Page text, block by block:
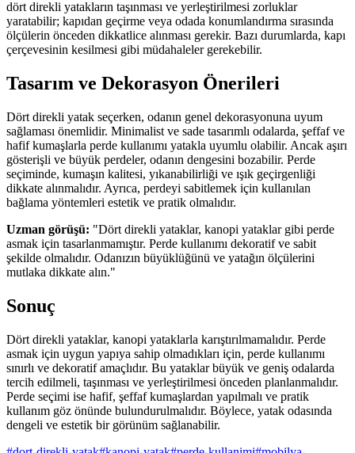
dört direkli yatakların taşınması ve yerleştirilmesi zorluklar
yaratabilir; kapıdan geçirme veya odada konumlandırma sırasında
ölçülerin önceden dikkatlice alınması gerekir. Bazı durumlarda, kapı
çerçevesinin kesilmesi gibi müdahaleler gerekebilir.
Tasarım ve Dekorasyon Önerileri
Dört direkli yatak seçerken, odanın genel dekorasyonuna uyum
sağlaması önemlidir. Minimalist ve sade tasarımlı odalarda, şeffaf ve
hafif kumaşlarla perde kullanımı yatakla uyumlu olabilir. Ancak aşırı
gösterişli ve büyük perdeler, odanın dengesini bozabilir. Perde
seçiminde, kumaşın kalitesi, yıkanabilirliği ve ışık geçirgenliği
dikkate alınmalıdır. Ayrıca, perdeyi sabitlemek için kullanılan
bağlama yöntemleri estetik ve pratik olmalıdır.
Uzman görüşü: "Dört direkli yataklar, kanopi yataklar gibi perde
asmak için tasarlanmamıştır. Perde kullanımı dekoratif ve sabit
şekilde olmalıdır. Odanızın büyüklüğünü ve yatağın ölçülerini
mutlaka dikkate alın."
Sonuç
Dört direkli yataklar, kanopi yataklarla karıştırılmamalıdır. Perde
asmak için uygun yapıya sahip olmadıkları için, perde kullanımı
sınırlı ve dekoratif amaçlıdır. Bu yataklar büyük ve geniş odalarda
tercih edilmeli, taşınması ve yerleştirilmesi önceden planlanmalıdır.
Perde seçimi ise hafif, şeffaf kumaşlardan yapılmalı ve pratik
kullanım göz önünde bulundurulmalıdır. Böylece, yatak odasında
dengeli ve estetik bir görünüm sağlanabilir.